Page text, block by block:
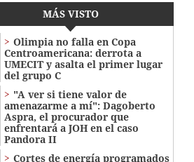
MÁS VISTO
Olimpia no falla en Copa
Centroamericana: derrota a
UMECIT y asalta el primer lugar
del grupo C
"A ver si tiene valor de
amenazarme a mí": Dagoberto
Aspra, el procurador que
enfrentará a JOH en el caso
Pandora II
Cortes de energía programados